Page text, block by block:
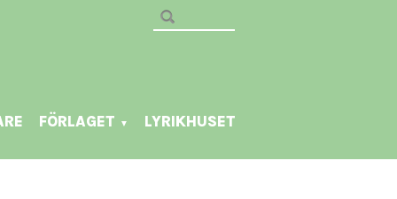
FÖRLAGET ▼ LYRIKHUSET